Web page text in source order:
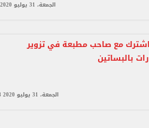
الجمعة، 31 يوليو 2020 12:07 م
مع صاحب مطبعة في تزوير
بالبساتين
الجمعة، 31 يوليو 2020 11:48 ص